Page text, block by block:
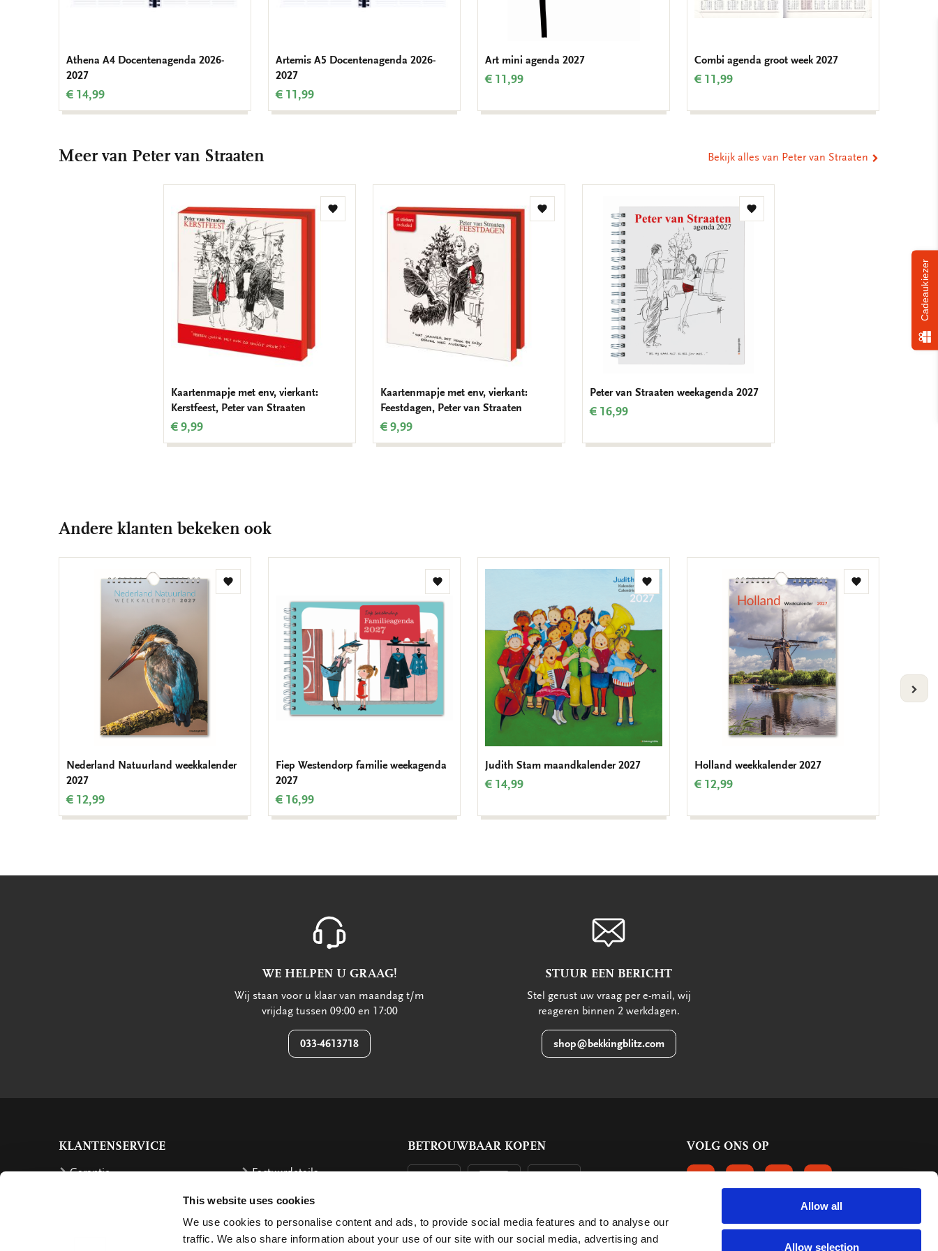
This website uses cookies
We use cookies to personalise content and ads, to provide social media features and to analyse our
traffic. We also share information about your use of our site with our social media, advertising and
Allow all
Allow selection
Athena A4 Docentenagenda 2026-
2027
€ 14,99
Artemis A5 Docentenagenda 2026-
2027
€ 11,99
Art mini agenda 2027
€ 11,99
Combi agenda groot week 2027
€ 11,99
Meer van Peter van Straaten Bekijk alles van Peter van Straaten
Toevoegen
Kaartenmapje met env, vierkant:
Kerstfeest, Peter van Straaten
€ 9,99
Toevoegen
Kaartenmapje met env, vierkant:
Feestdagen, Peter van Straaten
€ 9,99
Toevoegen
Peter van Straaten weekagenda 2027
€ 16,99
Andere klanten bekeken ook
Toevoegen
Nederland Natuurland weekkalender
2027
€ 12,99
Toevoegen
aan
Fiep Westendorp familie weekagenda
2027
€ 16,99
Toevoegen
aan
Judith Stam maandkalender 2027
€ 14,99
Toevoegen
Holland weekkalender 2027
€ 12,99
WE HELPEN U GRAAG!
Wij staan voor u klaar van maandag t/m
vrijdag tussen 09:00 en 17:00
033-4613718
STUUR EEN BERICHT
Stel gerust uw vraag per e-mail, wij
reageren binnen 2 werkdagen.
shop@bekkingblitz.com
KLANTENSERVICE
Garantie
Factuurdetails
Terugbetaling
Klachten
Annuleren
BETROUWBAAR KOPEN VOLG ONS OP
VOLGS ONS OP FACEBOOK
VOLG ONS OP INSTAGRAM
VOLG ONS OP LINKEDIN
VOLG ONS OP
KLANTBEOORDELINGEN
Cadeaukiezer